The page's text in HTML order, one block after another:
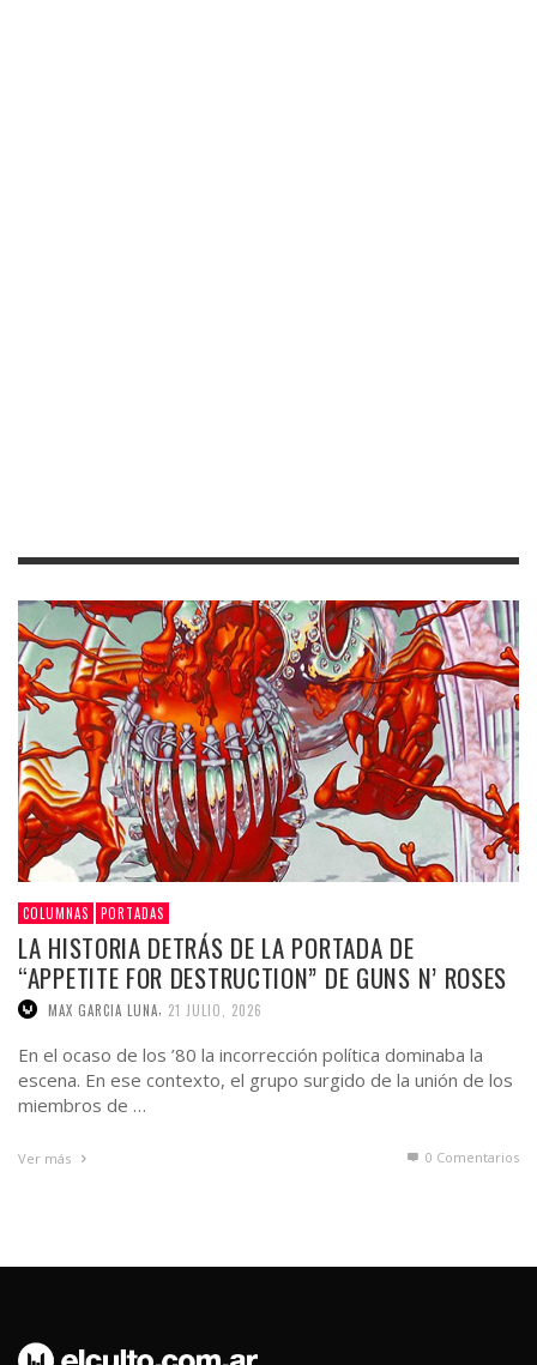
COLUMNAS PORTADAS
LA HISTORIA DETRÁS DE LA PORTADA DE
“APPETITE FOR DESTRUCTION” DE GUNS N’ ROSES
MAX GARCIA LUNA 21 JULIO, 2026
En el ocaso de los ’80 la incorrección política dominaba la
escena. En ese contexto, el grupo surgido de la unión de los
miembros de …
Ver más 0 Comentarios